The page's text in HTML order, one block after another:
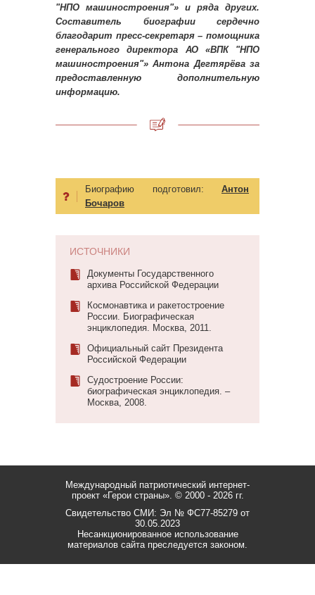
"НПО машиностроения"» и ряда других.
Составитель биографии сердечно
благодарит пресс-секретаря – помощника
генерального директора АО «ВПК "НПО
машиностроения"» Антона Дегтярёва за
предоставленную дополнительную
информацию.
Биографию подготовил: Антон
Бочаров
ИСТОЧНИКИ
Документы Государственного
архива Российской Федерации
Космонавтика и ракетостроение
России. Биографическая
энциклопедия. Москва, 2011.
Официальный сайт Президента
Российской Федерации
Судостроение России:
биографическая энциклопедия. –
Москва, 2008.
Международный патриотический интернет-
проект «Герои страны». © 2000 - 2026 гг.
Свидетельство СМИ: Эл № ФС77-85279 от
30.05.2023
Несанкционированное использование
материалов сайта преследуется законом.